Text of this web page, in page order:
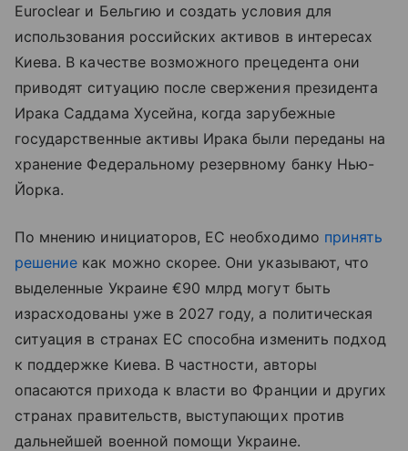
Euroclear и Бельгию и создать условия для
использования российских активов в интересах
Киева. В качестве возможного прецедента они
приводят ситуацию после свержения президента
Ирака Саддама Хусейна, когда зарубежные
государственные активы Ирака были переданы на
хранение Федеральному резервному банку Нью-
Йорка.
По мнению инициаторов, ЕС необходимо принять
решение как можно скорее. Они указывают, что
выделенные Украине €90 млрд могут быть
израсходованы уже в 2027 году, а политическая
ситуация в странах ЕС способна изменить подход
к поддержке Киева. В частности, авторы
опасаются прихода к власти во Франции и других
странах правительств, выступающих против
дальнейшей военной помощи Украине.